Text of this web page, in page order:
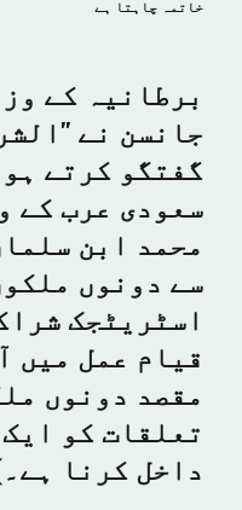
خاتمہ چاہتا ہے
برطانیہ کے
جانسن نے
گفتگو کرتے
سعودی عرب کے
محمد ابن
سے دونوں
اسٹریٹجک
قیام عمل میں
مقصد دونوں
تعلقات کو
داخل کرنا